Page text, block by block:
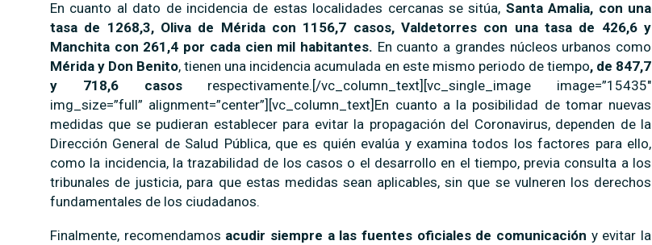
En cuanto al dato de incidencia de estas localidades cercanas se sitúa, Santa Amalia, con una
tasa de 1268,3, Oliva de Mérida con 1156,7 casos, Valdetorres con una tasa de 426,6 y
Manchita con 261,4 por cada cien mil habitantes. En cuanto a grandes núcleos urbanos como
Mérida y Don Benito, tienen una incidencia acumulada en este mismo periodo de tiempo, de 847,7
y 718,6 casosrespectivamente.[/vc_column_text][vc_single_image image=”15435″
img_size=”full” alignment=”center”][vc_column_text]En cuanto a la posibilidad de tomar nuevas
medidas que se pudieran establecer para evitar la propagación del Coronavirus, dependen de la
Dirección General de Salud Pública, que es quién evalúa y examina todos los factores para ello,
como la incidencia, la trazabilidad de los casos o el desarrollo en el tiempo, previa consulta a los
tribunales de justicia, para que estas medidas sean aplicables, sin que se vulneren los derechos
fundamentales de los ciudadanos.
Finalmente, recomendamos acudir siempre a las fuentes oficiales de comunicación y evitar la